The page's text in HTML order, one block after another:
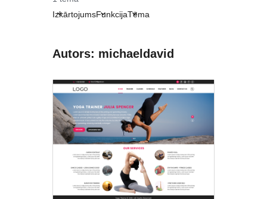
IzkārtojumsFunkcijaTēma
Autors: michaeldavid